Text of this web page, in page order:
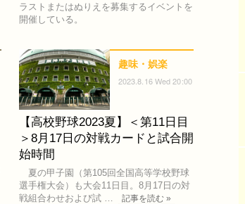
ラストまたはぬりえを募集するイベントを
開催している。
趣味・娯楽
2023.8.16 Wed 20:00
【高校野球2023夏】＜第11日目
＞8月17日の対戦カードと試合開
始時間
夏の甲子園（第105回全国高等学校野球
選手権大会）も大会11日目。8月17日の対
戦組合わせおよび試 …
記事を読む »